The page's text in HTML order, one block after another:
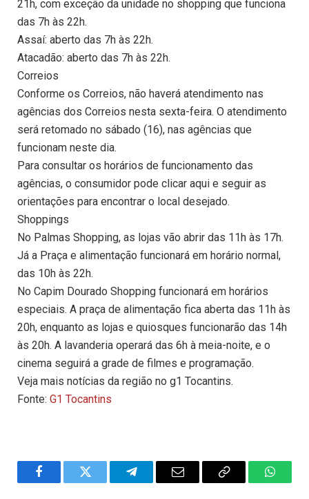
21h, com exceção da unidade no shopping que funciona
das 7h às 22h.
Assaí: aberto das 7h às 22h.
Atacadão: aberto das 7h às 22h.
Correios
Conforme os Correios, não haverá atendimento nas
agências dos Correios nesta sexta-feira. O atendimento
será retomado no sábado (16), nas agências que
funcionam neste dia.
Para consultar os horários de funcionamento das
agências, o consumidor pode clicar aqui e seguir as
orientações para encontrar o local desejado.
Shoppings
No Palmas Shopping, as lojas vão abrir das 11h às 17h.
Já a Praça e alimentação funcionará em horário normal,
das 10h às 22h.
No Capim Dourado Shopping funcionará em horários
especiais. A praça de alimentação fica aberta das 11h às
20h, enquanto as lojas e quiosques funcionarão das 14h
às 20h. A lavanderia operará das 6h à meia-noite, e o
cinema seguirá a grade de filmes e programação.
Veja mais notícias da região no g1 Tocantins.
Fonte: G1 Tocantins
FacebookTwitter TelegramEmail
Copy